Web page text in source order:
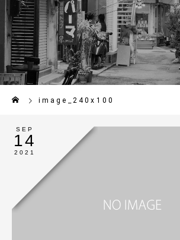
image_240x100
SEP
14
2021